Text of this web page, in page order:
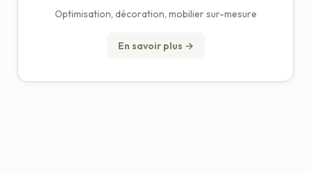
Optimisation, décoration, mobilier sur-mesure
En savoir plus →